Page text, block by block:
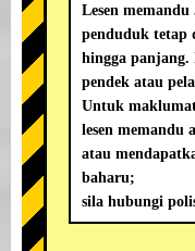
Lesen
penduduk tetap
hingga
pendek atau
Untuk
lesen memandu
atau
baharu;
sila hubungi